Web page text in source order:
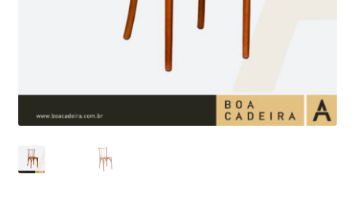
Crepe e Revestimentos Sintéticos